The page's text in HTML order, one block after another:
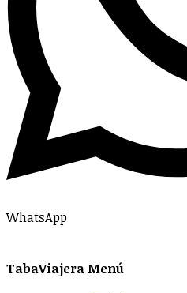
WhatsApp
TabaViajera Menú